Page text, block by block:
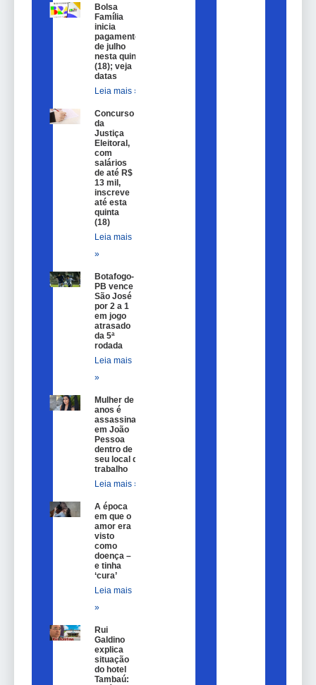
Bolsa
Família
inicia
pagamentos
de julho
nesta quinta
(18); veja
datas
Leia mais »
Concurso
da
Justiça
Eleitoral,
com
salários
de até R$
13 mil,
inscreve
até esta
quinta
(18)
Leia mais
»
Botafogo-
PB vence
São José
por 2 a 1
em jogo
atrasado
da 5ª
rodada
Leia mais
»
Mulher de 25
anos é
assassinada
em João
Pessoa
dentro de
seu local de
trabalho
Leia mais »
A época
em que o
amor era
visto
como
doença –
e tinha
‘cura’
Leia mais
»
Rui
Galdino
explica
situação
do hotel
Tambaú: